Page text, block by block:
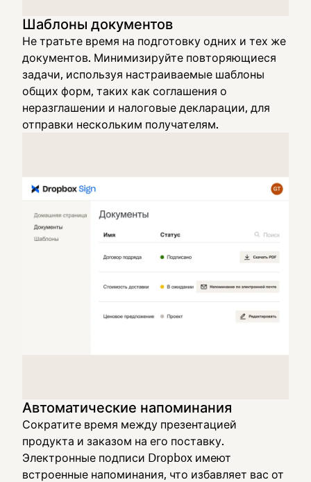
Шаблоны документов
Не тратьте время на подготовку одних и тех же
документов. Минимизируйте повторяющиеся
задачи, используя настраиваемые шаблоны
общих форм, таких как соглашения о
неразглашении и налоговые декларации, для
отправки нескольким получателям.
Автоматические напоминания
Сократите время между презентацией
продукта и заказом на его поставку.
Электронные подписи Dropbox имеют
встроенные напоминания, что избавляет вас от